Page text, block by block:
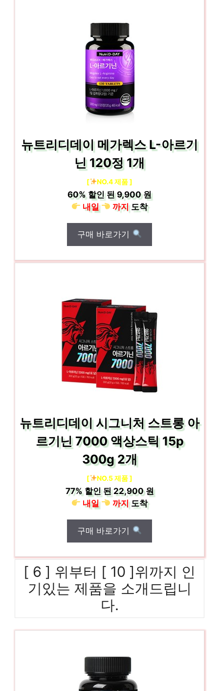
뉴트리디데이 메가렉스 L-아르기
닌 120정 1개
[ NO.4 제품 ]
60% 할인 된9,900 원
내일
까지도착
구매 바로가기
뉴트리디데이 시그니처 스트롱 아
르기닌 7000 액상스틱 15p
300g 2개
[ NO.5 제품 ]
77%할인 된22,900 원
내일
까지도착
구매 바로가기
[ 6 ] 위부터 [ 10 ]위까지 인
기있는 제품을 소개드립니
다.